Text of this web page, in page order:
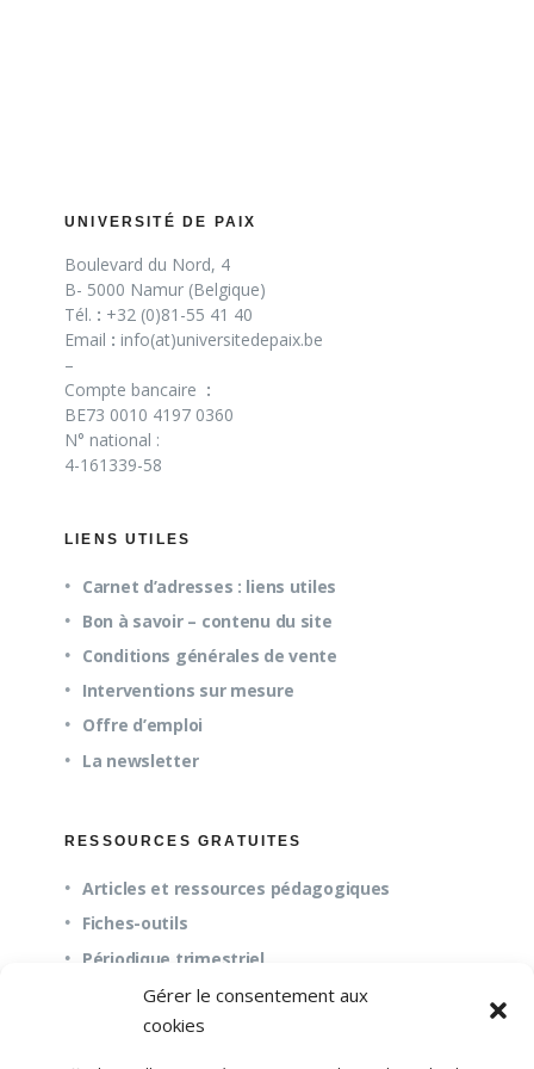
Gérer le consentement aux
cookies
UNIVERSITÉ DE PAIX
Boulevard du Nord, 4
B- 5000 Namur (Belgique)
Tél. : +32 (0)81-55 41 40
Email : info(at)universitedepaix.be
–
Compte bancaire :
BE73 0010 4197 0360
N° national :
4-161339-58
LIENS UTILES
Carnet d’adresses : liens utiles
Bon à savoir – contenu du site
Conditions générales de vente
Interventions sur mesure
Offre d’emploi
La newsletter
RESSOURCES GRATUITES
Articles et ressources pédagogiques
Fiches-outils
Périodique trimestriel